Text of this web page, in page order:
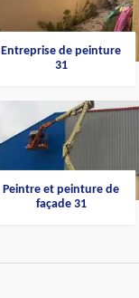
Entreprise de peinture
31
Peintre et peinture de
façade 31